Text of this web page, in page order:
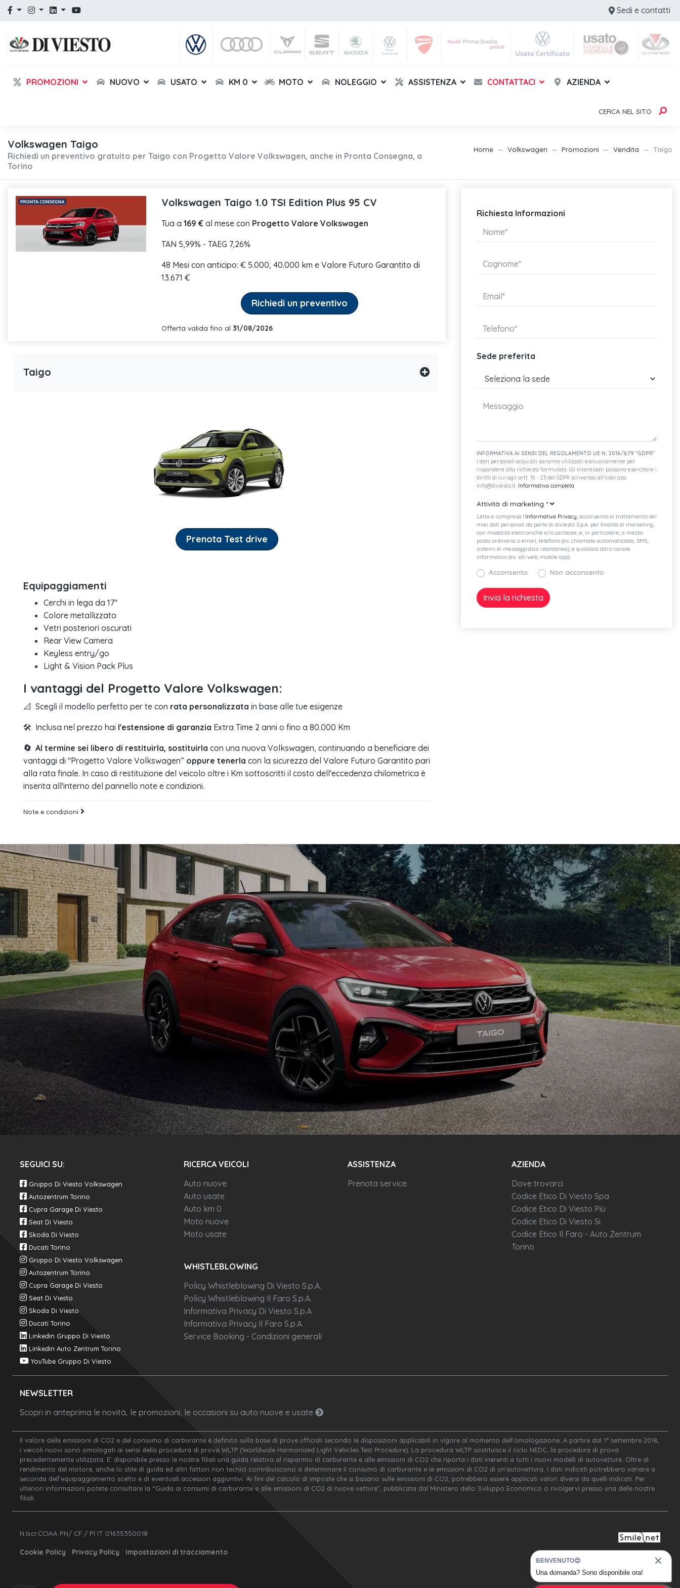
Sedi e contatti
PROMOZIONI NUOVO USATO KM 0 MOTO NOLEGGIO ASSISTENZA CONTATTACI AZIENDA
CERCA NEL SITO
Volkswagen Taigo
Richiedi un preventivo gratuito per Taigo con Progetto Valore Volkswagen, anche in Pronta Consegna, a
Torino
Home Volkswagen Promozioni Vendita Taigo
Volkswagen Taigo 1.0 TSI Edition Plus 95 CV
Tua a 169 €al mese con Progetto Valore Volkswagen
TAN 5,99% - TAEG 7,26%
48 Mesi con anticipo: € 5.000, 40.000 km e Valore Futuro Garantito di
13.671 €
Richiedi un preventivo
Offerta valida fino al 31/08/2026
Taigo
Prenota Test drive
Equipaggiamenti
Cerchi in lega da 17"
Colore metallizzato
Vetri posteriori oscurati
Rear View Camera
Keyless entry/go
Light & Vision Pack Plus
I vantaggi del Progetto Valore Volkswagen:
📐 Scegli il modello perfetto per te con rata personalizzata in base alle tue esigenze
🛠️ Inclusa nel prezzo hai l'estensione di garanzia Extra Time 2 anni o fino a 80.000 Km
🔄 Al termine sei libero di restituirla, sostituirla con una nuova Volkswagen, continuando a beneficiare dei
vantaggi di "Progetto Valore Volkswagen” oppure tenerla con la sicurezza del Valore Futuro Garantito pari
alla rata finale. In caso di restituzione del veicolo oltre i Km sottoscritti il costo dell'eccedenza chilometrica è
inserita all'interno del pannello note e condizioni.
Note e condizioni
Richiesta Informazioni
Sede preferita
INFORMATIVA AI SENSI DEL REGOLAMENTO UE N. 2016/679 "GDPR"
I dati personali acquisiti saranno utilizzati esclusivamente per
rispondere alla richiesta formulata. Gli Interessati possono esercitare i
diritti di cui agli artt. 15 - 23 del GDPR scrivendo all'indirizzo
info@diviesto.it. Informativa completa.
Attività di marketing *
Letta e compresa l’Informativa Privacy, acconsento al trattamento dei
miei dati personali da parte di diviesto S.p.A. per finalità di marketing,
con modalità elettroniche e/o cartacee, e, in particolare, a mezzo
posta ordinaria o email, telefono (es. chiamate automatizzate, SMS,
sistemi di messaggistica istantanea), e qualsiasi altro canale
informatico (es. siti web, mobile app).
Acconsento Non acconsento
SEGUICI SU:
Gruppo Di Viesto Volkswagen
Autozentrum Torino
Cupra Garage Di Viesto
Seat Di Viesto
Skoda Di Viesto
Ducati Torino
Gruppo Di Viesto Volkswagen
Autozentrum Torino
Cupra Garage Di Viesto
Seat Di Viesto
Skoda Di Viesto
Ducati Torino
Linkedin Gruppo Di Viesto
Linkedin Auto Zentrum Torino
YouTube Gruppo Di Viesto
RICERCA VEICOLI
Auto nuove
Auto usate
Auto km 0
Moto nuove
Moto usate
ASSISTENZA
Prenota service
AZIENDA
Dove trovarci
Codice Etico Di Viesto Spa
Codice Etico Di Viesto Più
Codice Etico Di Viesto Si
Codice Etico Il Faro - Auto Zentrum
Torino
WHISTLEBLOWING
Policy Whistleblowing Di Viesto S.p.A.
Policy Whistleblowing Il Faro S.p.A.
Informativa Privacy Di Viesto S.p.A
Informativa Privacy Il Faro S.p.A
Service Booking - Condizioni generali
NEWSLETTER
Scopri in anteprima le novità, le promozioni, le occasioni su auto nuove e usate
Il valore delle emissioni di CO2 e del consumo di carburante è definito sulla base di prove ufficiali secondo le disposizioni applicabili in vigore al momento dell'omologazione. A partire dal 1° settembre 2018,
i veicoli nuovi sono omologati ai sensi della procedura di prova WLTP (Worldwide Harmonized Light Vehicles Test Procedure). La procedura WLTP sostituisce il ciclo NEDC, la procedura di prova
precedentemente utilizzata. E’ disponibile presso le nostre filiali una guida relativa al risparmio di carburante e alle emissioni di CO2 che riporta i dati inerenti a tutti i nuovi modelli di autovetture. Oltre al
rendimento del motore, anche lo stile di guida ed altri fattori non tecnici contribuiscono a determinare il consumo di carburante e le emissioni di CO2 di un’autovettura. I dati indicati potrebbero variare a
seconda dell’equipaggiamento scelto e di eventuali accessori aggiuntivi. Ai fini del calcolo di imposte che si basano sulle emissioni di CO2, potrebbero essere applicati valori diversi da quelli indicati. Per
ulteriori informazioni potete consultare la “Guida ai consumi di carburante e alle emissioni di CO2 di nuove vetture”, pubblicata dal Ministero dello Sviluppo Economico o rivolgervi presso una delle nostre
filiali.
N.Iscr.CCIAA PN/ CF / PI IT 01635350018
Cookie Policy Privacy Policy Impostazioni di tracciamento
BENVENUTO😊
Una domanda? Sono disponibile ora!